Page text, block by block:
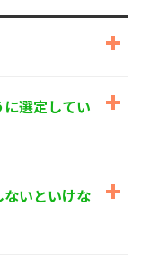
には、適切か
止等を求めら
の他の規範を
選定してい
いといけな